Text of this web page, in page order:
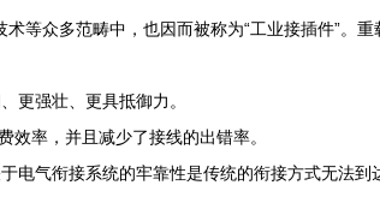
等众多范畴中，也因而被称为“工业接插件”。
更强壮、更具抵御力。
率，并且减少了接线的出错率。
气衔接系统的牢靠性是传统的衔接方式无法到